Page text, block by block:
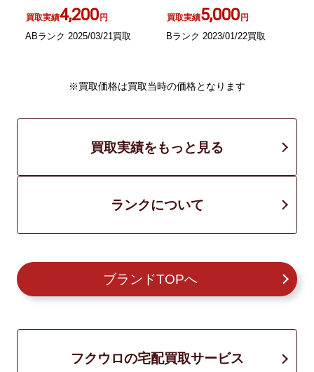
/G MT GY18
買取実績4,200円
ABランク 2025/03/21買取
ミドル丈 ロング F 白 アイ
ボリー
買取実績5,000円
Bランク 2023/01/22買取
※買取価格は買取当時の価格となります
買取実績をもっと見る
ランクについて
ブランドTOPへ
フクウロの宅配買取サービス